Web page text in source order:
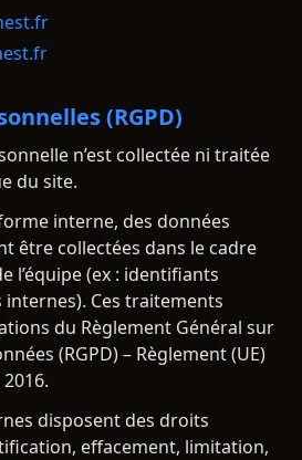
(RGPD)
n’est collectée ni traitée
du site.
interne, des données
être collectées dans le cadre
l’équipe (ex : identifiants
internes). Ces traitements
du Règlement Général sur
(RGPD) – Règlement (UE)
disposent des droits
effacement, limitation,